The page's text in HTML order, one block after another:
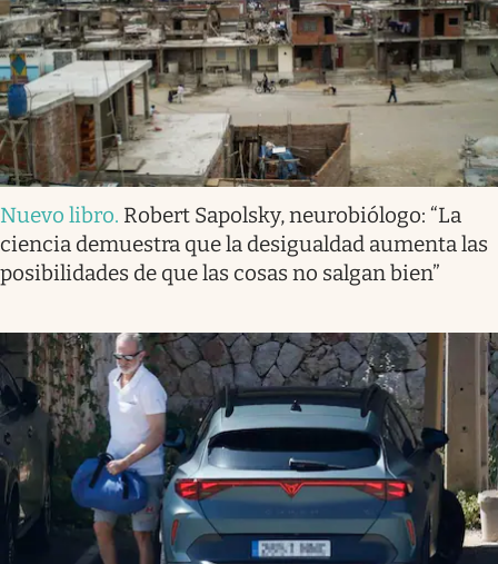
Nuevo libro. Robert Sapolsky, neurobiólogo: “La
ciencia demuestra que la desigualdad aumenta las
posibilidades de que las cosas no salgan bien”